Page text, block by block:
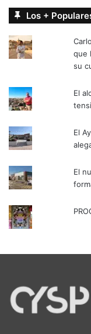
Los +
que
su
El
El
El